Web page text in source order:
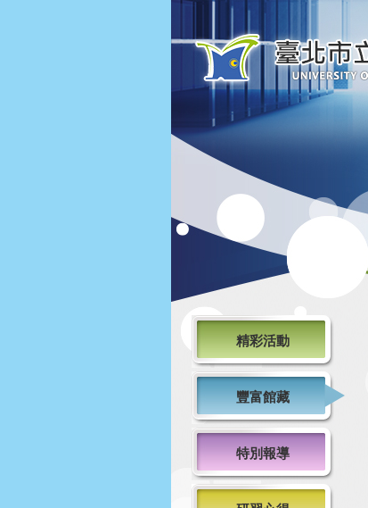
精彩活動
豐富館藏
特別報導